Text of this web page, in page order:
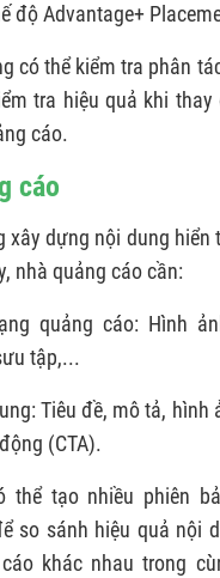
độ Advantage+
có thể kiểm tra phân
tra hiệu quả khi thay
cáo.
cáo
xây dựng nội dung hiển
nhà quảng cáo cần:
quảng cáo: Hình
tập,...
Tiêu đề, mô tả, hình
(CTA).
thể tạo nhiều phiên
so sánh hiệu quả nội
khác nhau trong